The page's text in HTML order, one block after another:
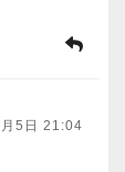
5日 21:04